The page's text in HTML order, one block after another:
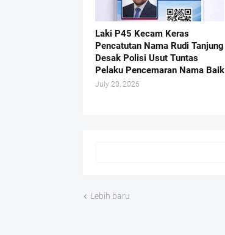
Laki P45 Kecam Keras
Pencatutan Nama Rudi Tanjung
Desak Polisi Usut Tuntas
Pelaku Pencemaran Nama Baik
July 20, 2026
Lebih baru